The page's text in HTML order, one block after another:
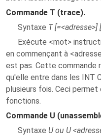
Commande T (trace).
Syntaxe T [=<adresse>]
Exécute <mot>
en commençant à
est pas. Cette commande
qu'elle entre dans les INT
plusieurs fois. Ceci
fonctions.
Commande U
Syntaxe U ou U